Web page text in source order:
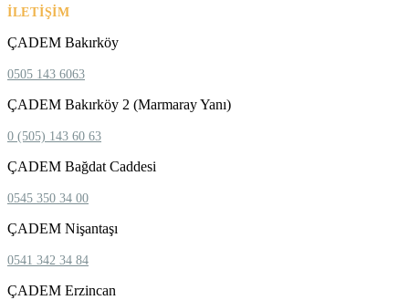
İLETIŞIM
ÇADEM Bakırköy
0505 143 6063
ÇADEM Bakırköy 2 (Marmaray Yanı)
0 (505) 143 60 63
ÇADEM Bağdat Caddesi
0545 350 34 00
ÇADEM Nişantaşı
0541 342 34 84
ÇADEM Erzincan